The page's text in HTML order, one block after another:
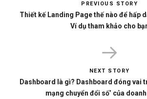
PREVIOUS STORY
Thiết kế Landing Page thế nào để hấp
Ví dụ tham khảo cho
NEXT STORY
Dashboard là gì? Dashboard đóng vai
mạng chuyển đổi số’ của